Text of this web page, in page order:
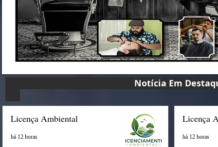
Notícia Em
Licença Ambiental
há 12 horas
Licença
há 12 horas